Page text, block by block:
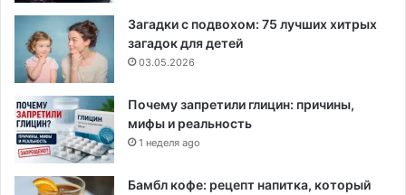
Загадки с подвохом: 75 лучших хитрых
загадок для детей
03.05.2026
Почему запретили глицин: причины,
мифы и реальность
1 неделя ago
Бамбл кофе: рецепт напитка, который